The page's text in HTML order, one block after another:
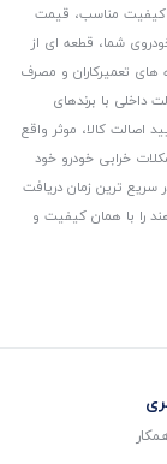
کیفیت مناسب، قیمت
شما، قطعه ای از
تعمیرکاران و مصرف
داخلی با برندهای
اصالت کالا، موثر واقع
خرابی خودرو خود
سریع ترین زمان دریافت
را با همان کیفیت و